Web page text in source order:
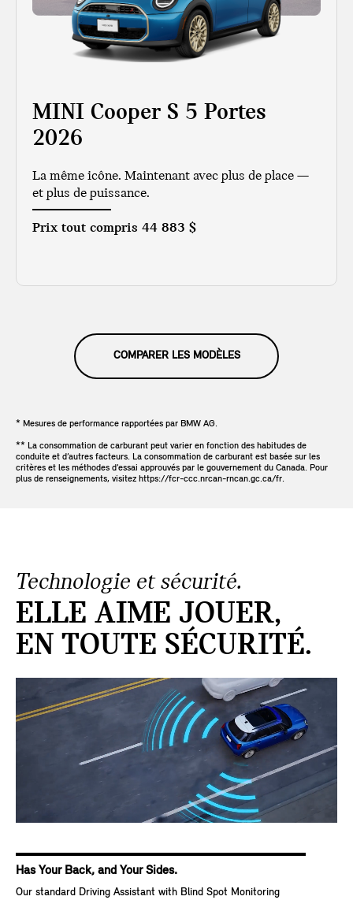
MINI Cooper S 5 Portes
2026
La même icône. Maintenant avec plus de place —
et plus de puissance.
Prix tout compris 44 883 $
COMPARER LES MODÈLES
* Mesures de performance rapportées par BMW AG.
** La consommation de carburant peut varier en fonction des habitudes de
conduite et d’autres facteurs. La consommation de carburant est basée sur les
critères et les méthodes d’essai approuvés par le gouvernement du Canada. Pour
plus de renseignements, visitez https://fcr-ccc.nrcan-rncan.gc.ca/fr.
Technologie et sécurité.
ELLE AIME JOUER,
EN TOUTE SÉCURITÉ.
Has Your Back, and Your Sides.
Our standard Driving Assistant with Blind Spot Monitoring